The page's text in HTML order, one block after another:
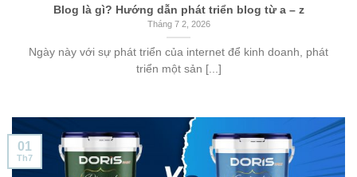
Blog là gì? Hướng dẫn phát triển blog từ a – z
Tháng 7 2, 2026
Ngày này với sự phát triển của internet để kinh doanh, phát
triển một sản [...]
01
Th7